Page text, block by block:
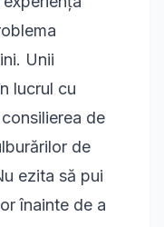
Unii
lucrul cu
de
de
ezita să pui
înainte de a